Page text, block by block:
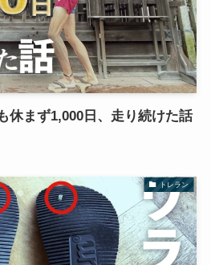
休まず1,000日、走り続けた話
トレラン